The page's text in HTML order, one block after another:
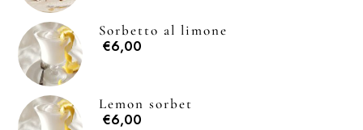
Sorbetto al limone
€6,00
Lemon sorbet
€6,00